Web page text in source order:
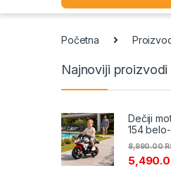
Početna
Najnoviji proizvodi
Dečiji
154
8,990.00